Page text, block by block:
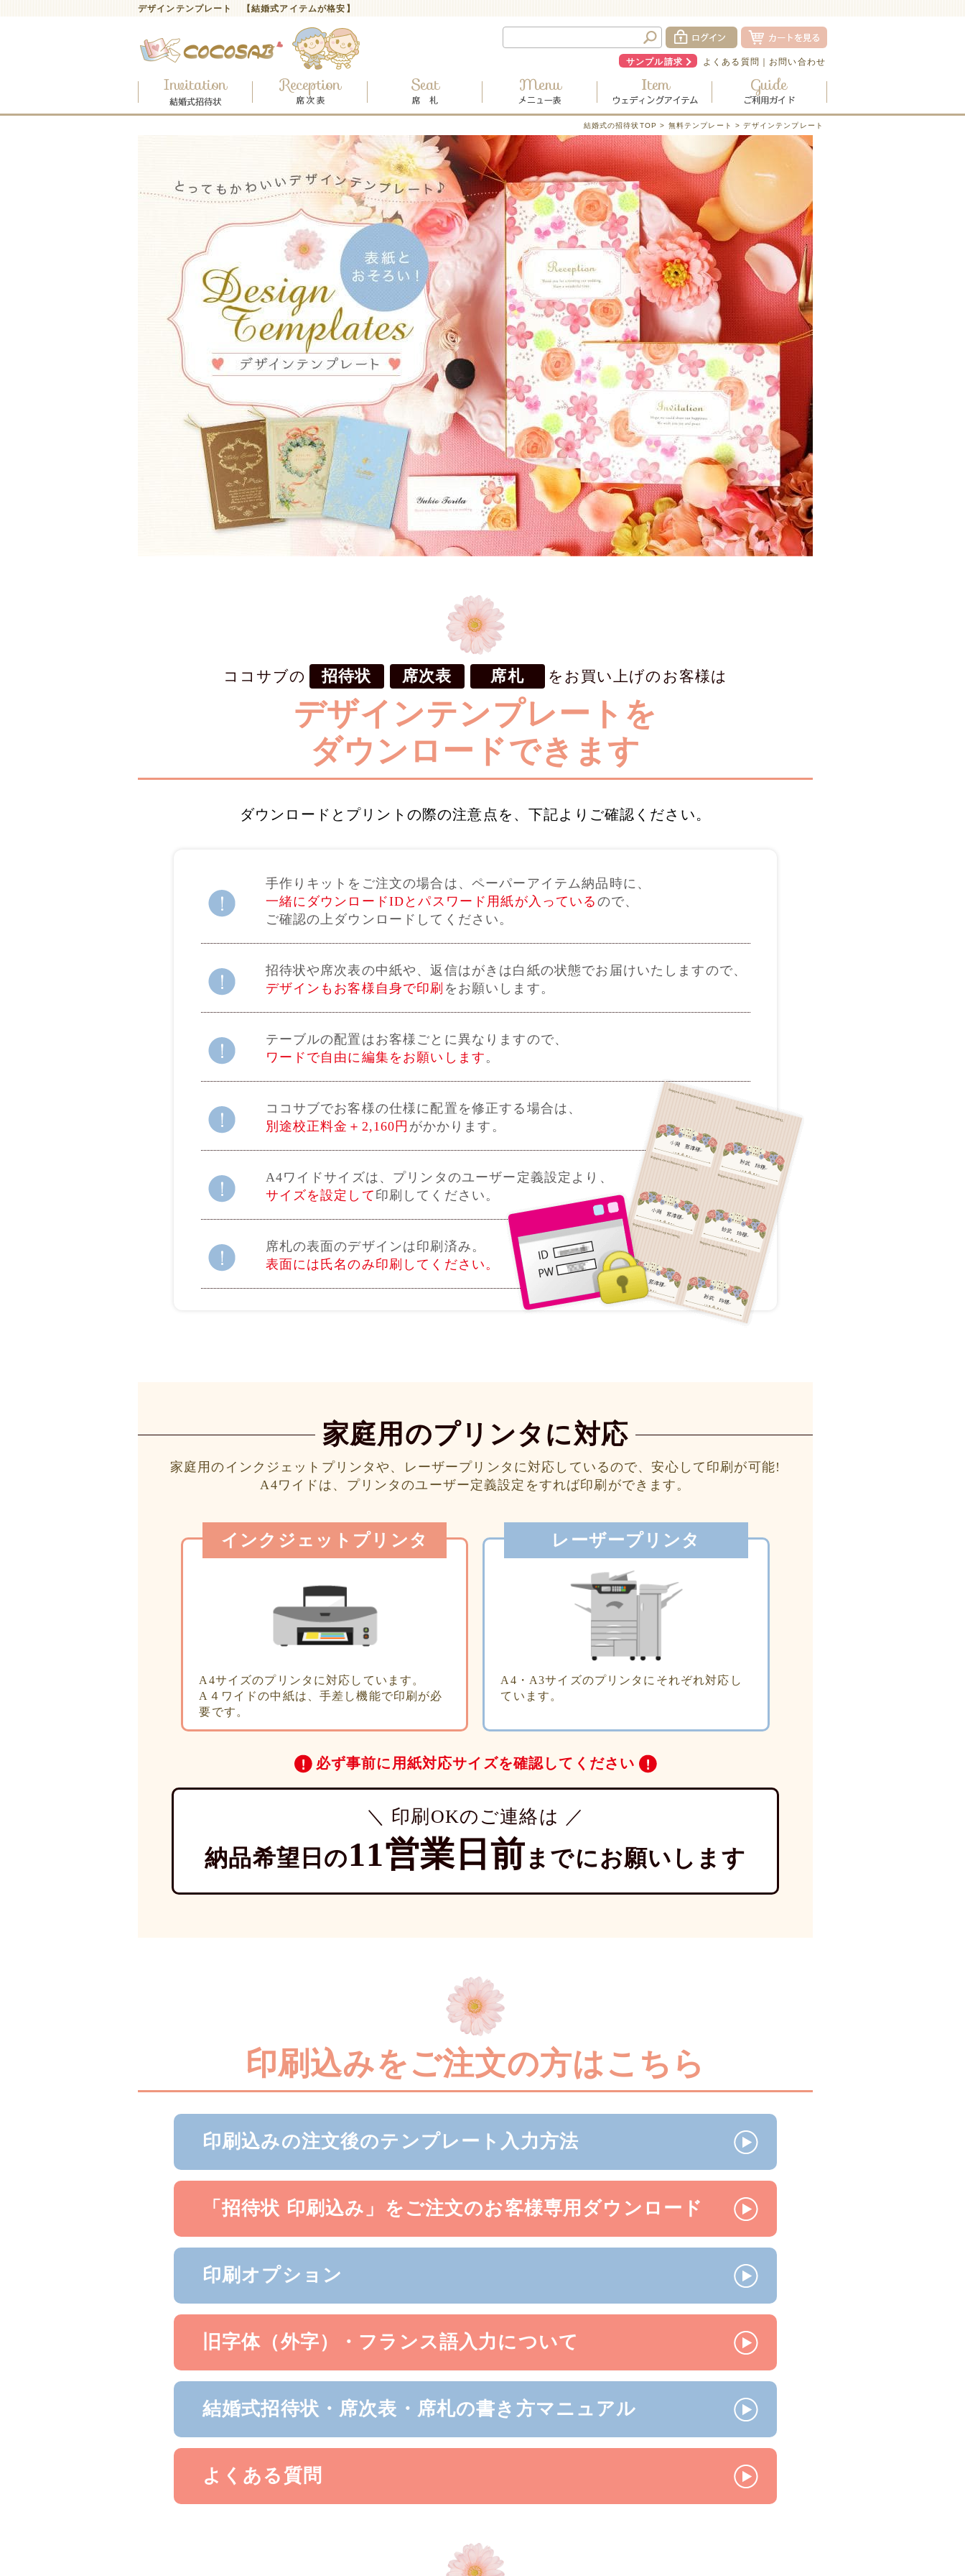
デザインテンプレート 【結婚式アイテムが格安】
サンプル請求 よくある質問 ｜ お問い合わせ
結婚式の招待状TOP > 無料テンプレート > デザインテンプレート
ココサブの 招待状 席次表 席札 をお買い上げのお客様は
デザインテンプレートを
ダウンロードできます
ダウンロードとプリントの際の注意点を、下記よりご確認ください。
手作りキットをご注文の場合は、ペーパーアイテム納品時に、
一緒にダウンロードIDとパスワード用紙が入っている ので、
ご確認の上ダウンロードしてください。
招待状や席次表の中紙や、返信はがきは白紙の状態でお届けいたしますので、
デザインもお客様自身で印刷 をお願いします。
テーブルの配置はお客様ごとに異なりますので、
ワードで自由に編集をお願いします 。
ココサブでお客様の仕様に配置を修正する場合は、
別途校正料金＋2,160円 がかかります。
A4ワイドサイズは、プリンタのユーザー定義設定より、
サイズを設定して 印刷してください。
席札の表面のデザインは印刷済み。
表面には氏名のみ印刷してください。
家庭用のプリンタに対応
家庭用のインクジェットプリンタや、レーザープリンタに対応しているので、安心して印刷が可能!
A4ワイドは、プリンタのユーザー定義設定をすれば印刷ができます。
インクジェットプリンタ
A4サイズのプリンタに対応しています。
A４ワイドの中紙は、手差し機能で印刷が必
要です。
レーザープリンタ
A4・A3サイズのプリンタにそれぞれ対応し
ています。
必ず事前に 用紙対応サイズを確認してください
＼ 印刷OKのご連絡は ／
納品希望日の11営業日前までにお願いします
印刷込みをご注文の方はこちら
印刷込みの注文後のテンプレート入力方法
「招待状 印刷込み」をご注文のお客様専用ダウンロード
印刷オプション
旧字体（外字）・フランス語入力について
結婚式招待状・席次表・席札の書き方マニュアル
よくある質問